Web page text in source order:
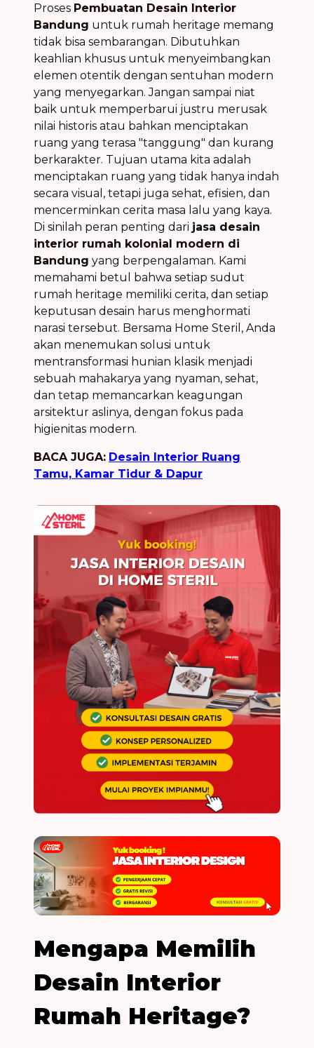
Proses Pembuatan Desain Interior
Bandung untuk rumah heritage memang
tidak bisa sembarangan. Dibutuhkan
keahlian khusus untuk menyeimbangkan
elemen otentik dengan sentuhan modern
yang menyegarkan. Jangan sampai niat
baik untuk memperbarui justru merusak
nilai historis atau bahkan menciptakan
ruang yang terasa "tanggung" dan kurang
berkarakter. Tujuan utama kita adalah
menciptakan ruang yang tidak hanya indah
secara visual, tetapi juga sehat, efisien, dan
mencerminkan cerita masa lalu yang kaya.
Di sinilah peran penting dari jasa desain
interior rumah kolonial modern di
Bandung yang berpengalaman. Kami
memahami betul bahwa setiap sudut
rumah heritage memiliki cerita, dan setiap
keputusan desain harus menghormati
narasi tersebut. Bersama Home Steril, Anda
akan menemukan solusi untuk
mentransformasi hunian klasik menjadi
sebuah mahakarya yang nyaman, sehat,
dan tetap memancarkan keagungan
arsitektur aslinya, dengan fokus pada
higienitas modern.
BACA JUGA: Desain Interior Ruang
Tamu, Kamar Tidur & Dapur
Mengapa Memilih
Desain Interior
Rumah Heritage?